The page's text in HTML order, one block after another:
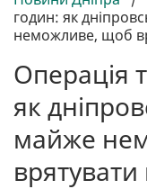
годин: як
неможливе, щоб
Операція
як
майже